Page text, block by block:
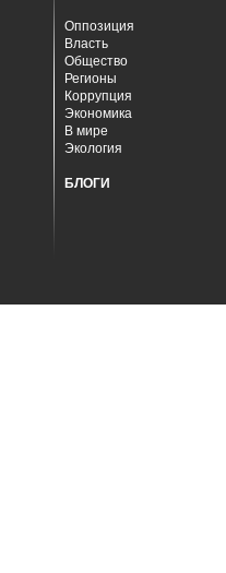
Оппозиция
Власть
Общество
Регионы
Коррупция
Экономика
В мире
Экология
БЛОГИ